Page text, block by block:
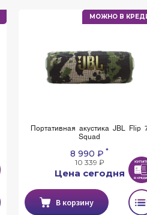
МОЖНО В
Портативная акустика JBL Flip
Squad
8 990 ₽ *
10 339 ₽
Цена сегодня
В корзину